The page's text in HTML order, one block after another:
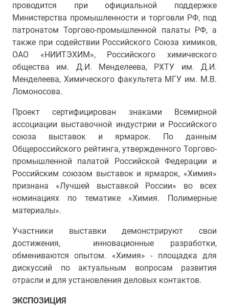
проводится при официальной поддержке
Министерства промышленности и торговли РФ, под
патронатом Торгово-промышленной палаты РФ, а
также при содействии Российского Союза химиков,
ОАО «НИИТЭХИМ», Российского химического
общества им. Д.И. Менделеева, РХТУ им. Д.И.
Менделеева, Химического факультета МГУ им. М.В.
Ломоносова.
Проект сертифицирован знаками Всемирной
ассоциации выставочной индустрии и Российского
союза выставок и ярмарок. По данным
Общероссийского рейтинга, утвержденного Торгово-
промышленной палатой Российской Федерации и
Российским союзом выставок и ярмарок, «Химия»
признана «Лучшей выставкой России» во всех
номинациях по тематике «Химия. Полимерные
материалы».
Участники выставки демонстрируют свои
достижения, инновационные разработки,
обмениваются опытом. «Химия» - площадка для
дискуссий по актуальным вопросам развития
отрасли и для установления деловых контактов.
ЭКСПОЗИЦИЯ